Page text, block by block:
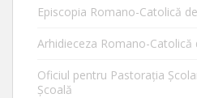
Episcopia Romano-Catolică
Arhidieceza Romano-Catolică
Oficiul pentru Pastorația
Școală